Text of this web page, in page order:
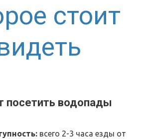
стоит
посетить водопады
всего 2-3 часа езды от